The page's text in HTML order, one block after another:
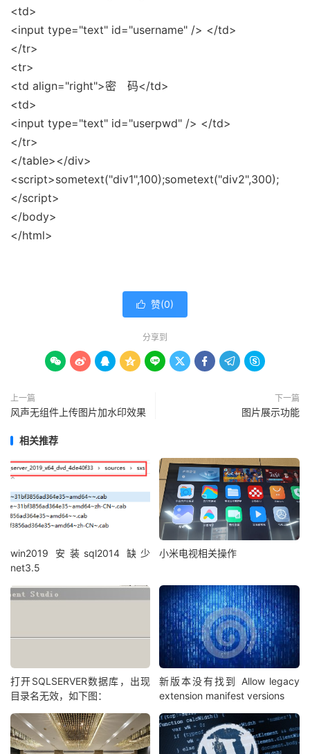
<td>
<input type="text" id="username" /> </td>
</tr>
<tr>
<td align="right">密 码</td>
<td>
<input type="text" id="userpwd" /> </td>
</tr>
</table></div>
<script>sometext("div1",100);sometext("div2",300);
</script>
</body>
</html>
 赞(0)
分享到
        
上一篇
风声无组件上传图片加水印效果
下一篇
图片展示功能
相关推荐
win2019 安装sql2014 缺少
net3.5
小米电视相关操作
打开SQLSERVER数据库，出现
目录名无效，如下图：
新版本没有找到 Allow legacy
extension manifest versions